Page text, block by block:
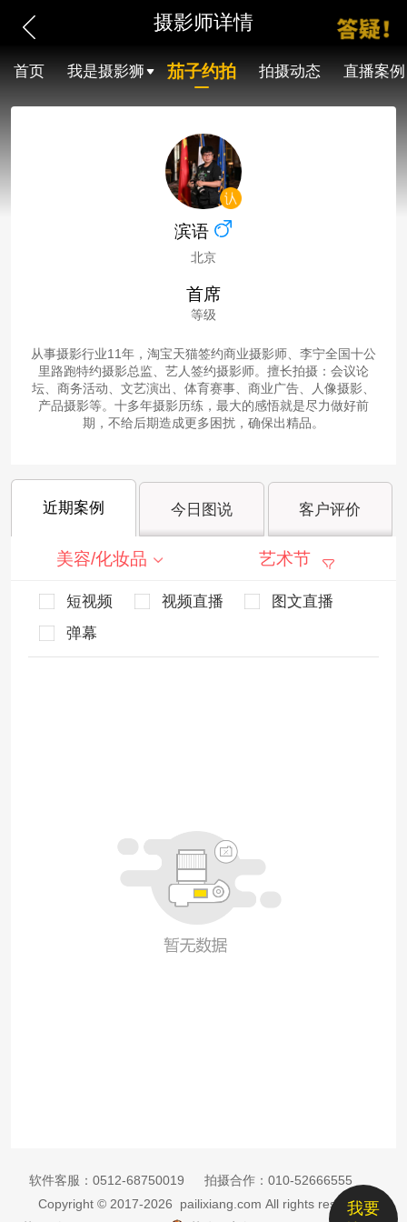
摄影师详情
首页 我是摄影狮 茄子约拍 拍摄动态 直播案例
滨语
北京
首席
等级
从事摄影行业11年，淘宝天猫签约商业摄影师、李宁全国十公
里路跑特约摄影总监、艺人签约摄影师。擅长拍摄：会议论
坛、商务活动、文艺演出、体育赛事、商业广告、人像摄影、
产品摄影等。十多年摄影历练，最大的感悟就是尽力做好前
期，不给后期造成更多困扰，确保出精品。
近期案例 今日图说 客户评价
美容/化妆品 艺术节
短视频 视频直播
图文直播
弹幕
我要
软件客服： 0512-68750019 拍摄合作： 010-52666555
Copyright © 2017-2026 pailixiang.com All rights reserved